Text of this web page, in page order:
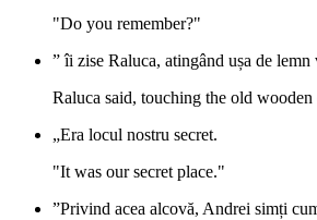
"Do you remember?"
” îi zise Raluca, atingând ușa de lemn
Raluca said, touching the old wooden
„Era locul nostru secret.
"It was our secret place."
”Privind acea alcovă, Andrei simți